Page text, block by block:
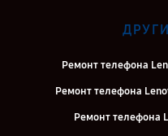
Ремонт телефона
Ремонт телефона
Ремонт телефона